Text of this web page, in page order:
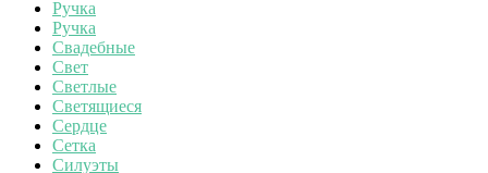
Ручка
Ручка
Свадебные
Свет
Светлые
Светящиеся
Сердце
Сетка
Силуэты